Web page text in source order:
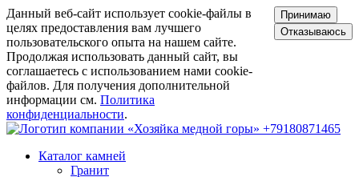
Данный веб-сайт использует cookie-файлы в
целях предоставления вам лучшего
пользовательского опыта на нашем сайте.
Продолжая использовать данный сайт, вы
соглашаетесь с использованием нами cookie-
файлов. Для получения дополнительной
информации см. Политика
конфиденциальности.
Принимаю
Отказываюсь
+79180871465
Каталог камней
Гранит